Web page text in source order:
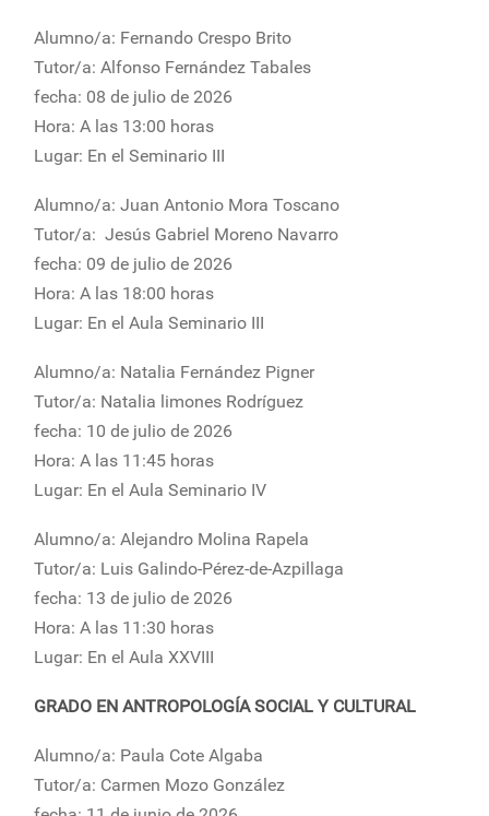
Alumno/a: Fernando Crespo Brito
Tutor/a: Alfonso Fernández Tabales
fecha: 08 de julio de 2026
Hora: A las 13:00 horas
Lugar: En el Seminario III
Alumno/a: Juan Antonio Mora Toscano
Tutor/a: Jesús Gabriel Moreno Navarro
fecha: 09 de julio de 2026
Hora: A las 18:00 horas
Lugar: En el Aula Seminario III
Alumno/a: Natalia Fernández Pigner
Tutor/a: Natalia limones Rodríguez
fecha: 10 de julio de 2026
Hora: A las 11:45 horas
Lugar: En el Aula Seminario IV
Alumno/a: Alejandro Molina Rapela
Tutor/a: Luis Galindo-Pérez-de-Azpillaga
fecha: 13 de julio de 2026
Hora: A las 11:30 horas
Lugar: En el Aula XXVIII
GRADO EN ANTROPOLOGÍA SOCIAL Y CULTURAL
Alumno/a: Paula Cote Algaba
Tutor/a: Carmen Mozo González